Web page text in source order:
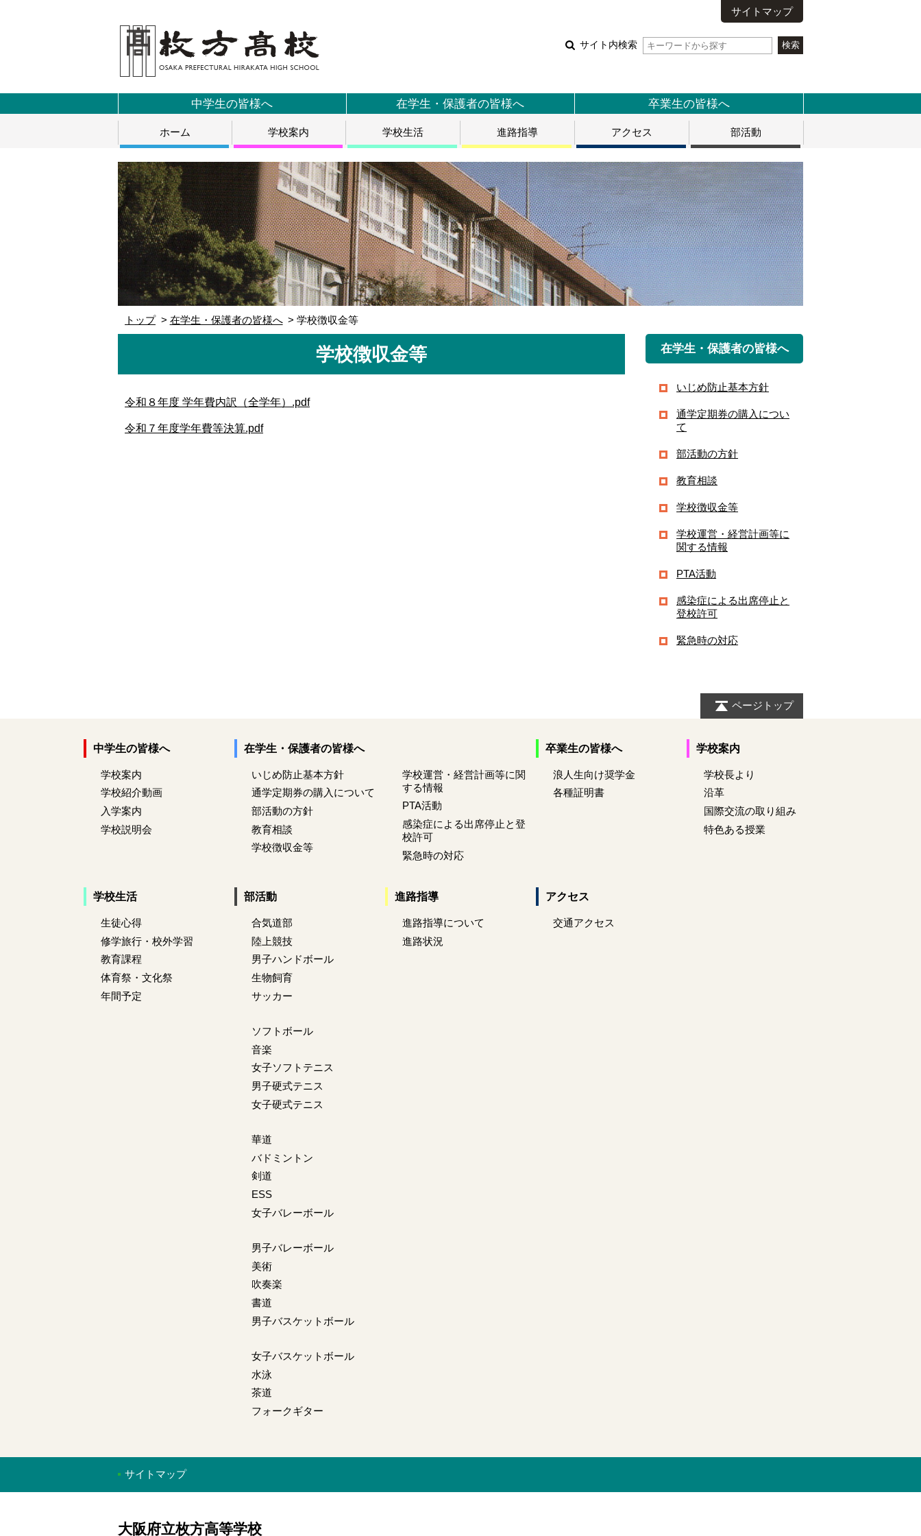
サイトマップ
サイト内検索
中学生の皆様へ 在学生・保護者の皆様へ 卒業生の皆様へ
ホーム 学校案内 学校生活 進路指導 アクセス 部活動
トップ 在学生・保護者の皆様へ 学校徴収金等
学校徴収金等
令和８年度 学年費内訳（全学年）.pdf
令和７年度学年費等決算.pdf
在学生・保護者の皆様へ
いじめ防止基本方針
通学定期券の購入につい
て
部活動の方針
教育相談
学校徴収金等
学校運営・経営計画等に
関する情報
PTA活動
感染症による出席停止と
登校許可
緊急時の対応
ページトップ
中学生の皆様へ
学校案内
学校紹介動画
入学案内
学校説明会
在学生・保護者の皆様へ
いじめ防止基本方針
通学定期券の購入について
部活動の方針
教育相談
学校徴収金等
学校運営・経営計画等に関
する情報
PTA活動
感染症による出席停止と登
校許可
緊急時の対応
卒業生の皆様へ
浪人生向け奨学金
各種証明書
学校案内
学校長より
沿革
国際交流の取り組み
特色ある授業
学校生活
生徒心得
修学旅行・校外学習
教育課程
体育祭・文化祭
年間予定
部活動
合気道部
陸上競技
男子ハンドボール
生物飼育
サッカー
ソフトボール
音楽
女子ソフトテニス
男子硬式テニス
女子硬式テニス
華道
バドミントン
剣道
ESS
女子バレーボール
男子バレーボール
美術
吹奏楽
書道
男子バスケットボール
女子バスケットボール
水泳
茶道
フォークギター
進路指導
進路指導について
進路状況
アクセス
交通アクセス
サイトマップ
大阪府立枚方高等学校